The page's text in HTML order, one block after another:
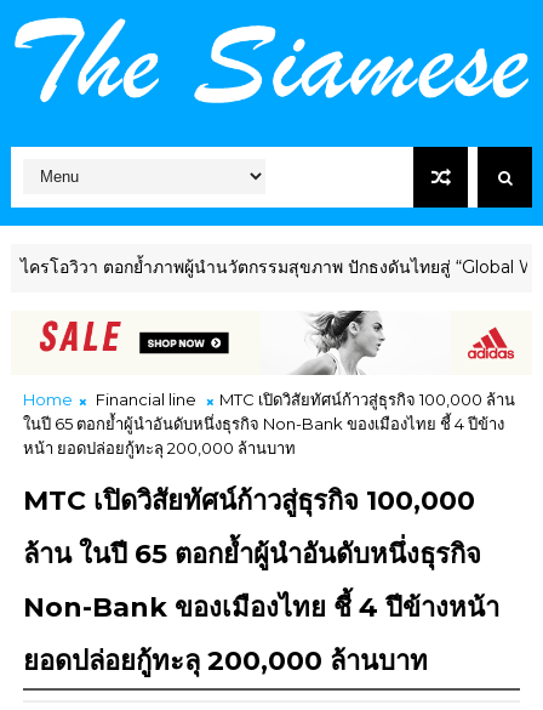
า ตอกย้ำภาพผู้นำนวัตกรรมสุขภาพ ปักธงดันไทยสู่ “Global Wellness
Home Financial line
MTC เปิดวิสัยทัศน์ก้าวสู่ธุรกิจ 100,000 ล้าน
ในปี 65 ตอกย้ำผู้นำอันดับหนึ่งธุรกิจ Non-Bank ของเมืองไทย ชี้ 4 ปีข้าง
หน้า ยอดปล่อยกู้ทะลุ 200,000 ล้านบาท
MTC เปิดวิสัยทัศน์ก้าวสู่ธุรกิจ 100,000
ล้าน ในปี 65 ตอกย้ำผู้นำอันดับหนึ่งธุรกิจ
Non-Bank ของเมืองไทย ชี้ 4 ปีข้างหน้า
ยอดปล่อยกู้ทะลุ 200,000 ล้านบาท